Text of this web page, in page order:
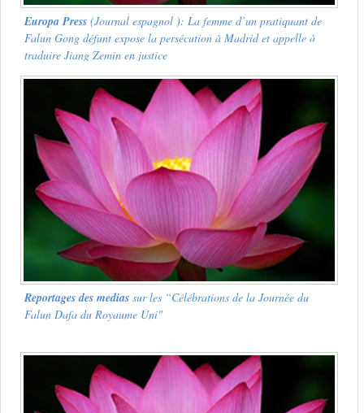
Europa Press(Journal espagnol ): La femme d’un pratiquant de
Falun Gong défunt expose la persécution à Madrid et appelle à
traduire Jiang Zemin en justice
Reportages des mediassur les “Célébrations de la Journée du
Falun Dafa du Royaume Uni"